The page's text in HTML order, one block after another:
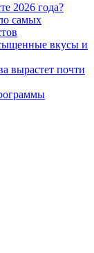
2026 года?
самых
вкусы и
вырастет почти